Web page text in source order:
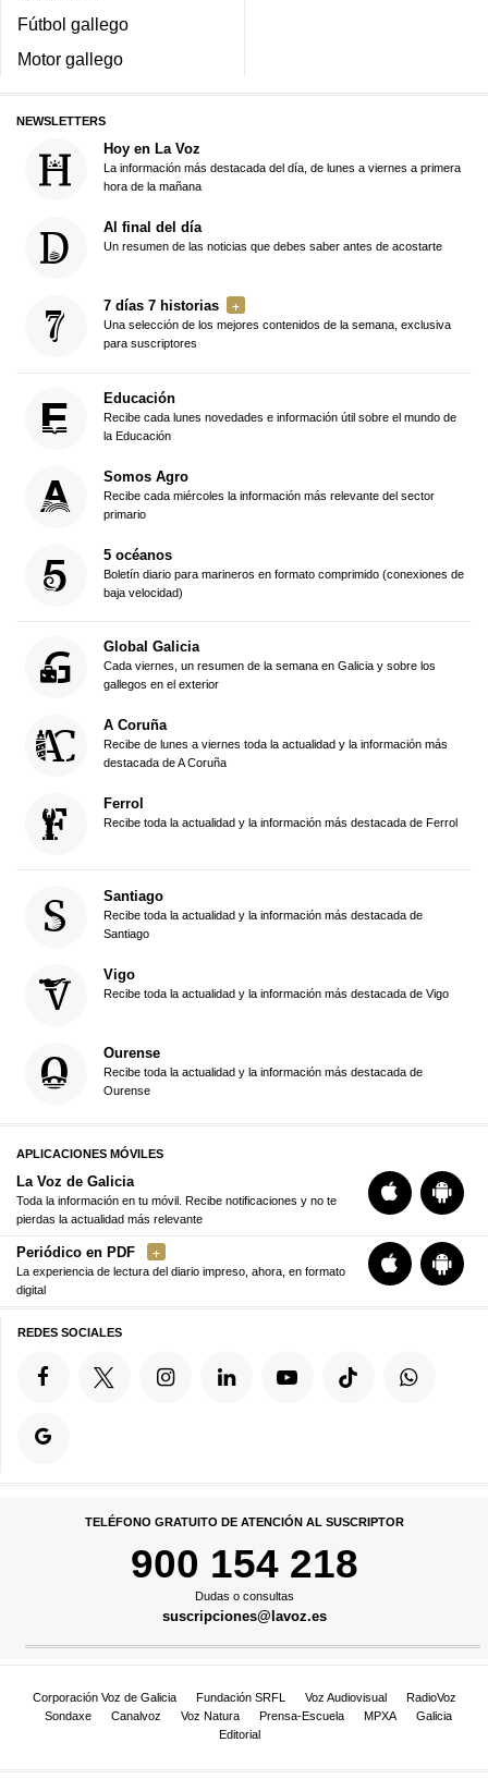
Fútbol gallego
Motor gallego
NEWSLETTERS
Hoy en La Voz
La información más destacada del día, de lunes a viernes a primera
hora de la mañana
Al final del día
Un resumen de las noticias que debes saber antes de acostarte
7 días 7 historias
Una selección de los mejores contenidos de la semana, exclusiva
para suscriptores
Educación
Recibe cada lunes novedades e información útil sobre el mundo de
la Educación
Somos Agro
Recibe cada miércoles la información más relevante del sector
primario
5 océanos
Boletín diario para marineros en formato comprimido (conexiones de
baja velocidad)
Global Galicia
Cada viernes, un resumen de la semana en Galicia y sobre los
gallegos en el exterior
A Coruña
Recibe de lunes a viernes toda la actualidad y la información más
destacada de A Coruña
Ferrol
Recibe toda la actualidad y la información más destacada de Ferrol
Santiago
Recibe toda la actualidad y la información más destacada de
Santiago
Vigo
Recibe toda la actualidad y la información más destacada de Vigo
Ourense
Recibe toda la actualidad y la información más destacada de
Ourense
APLICACIONES MÓVILES
La Voz de Galicia
Toda la información en tu móvil. Recibe notificaciones y no te
pierdas la actualidad más relevante
Periódico en PDF
La experiencia de lectura del diario impreso, ahora, en formato
digital
REDES SOCIALES
TELÉFONO GRATUITO DE ATENCIÓN AL SUSCRIPTOR
900 154 218
Dudas o consultas
suscripciones@lavoz.es
Corporación Voz de Galicia Fundación SRFL Voz Audiovisual
RadioVoz
Sondaxe
Canalvoz Voz Natura Prensa-Escuela MPXA
Galicia
Editorial